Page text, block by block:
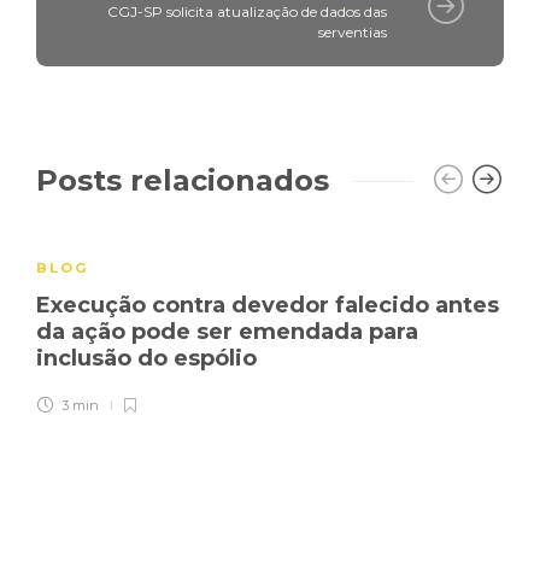
CGJ-SP solicita atualização de dados das
serventias
Posts relacionados
BLOG
Execução contra devedor falecido antes
da ação pode ser emendada para
inclusão do espólio
3 min